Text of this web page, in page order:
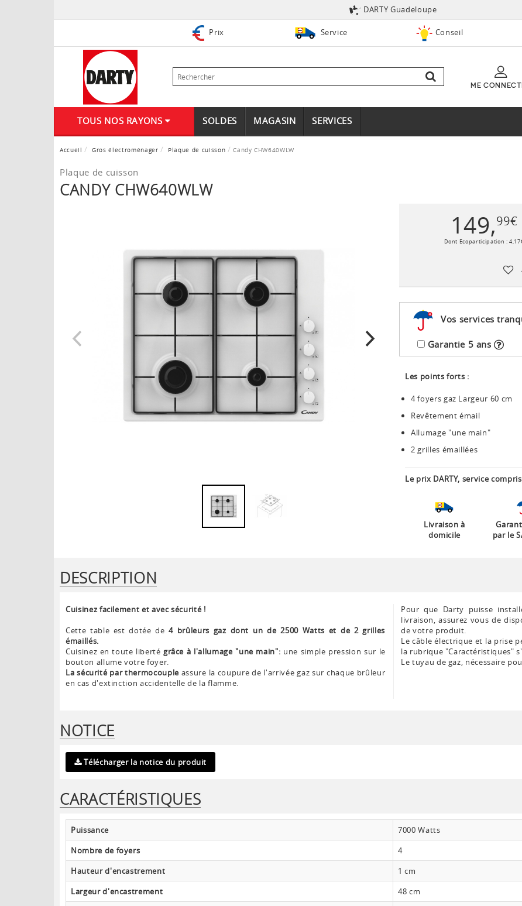
DARTY Guadeloupe
Prix Service Conseil
ME
TOUS NOS RAYONS SOLDES MAGASIN SERVICES
Accueil Gros électroménager Plaque de cuisson Candy CHW640WLW
Plaque de cuisson
CANDY CHW640WLW
149,99€
Dont Ecoparticipation :4,17
Vos services
Garantie 5 ans
Les points forts :
4 foyers gaz Largeur 60 cm
Revêtement émail
Allumage "une main"
2 grilles émaillées
Le prix DARTY, service
Livraison à
domicile
par le
DESCRIPTION
Cuisinez facilement et avec sécurité !
Cette table est dotée de4 brûleurs gaz dont un de 2500 Watts et de 2 grilles
émaillés.
Cuisinez en toute liberté grâce à l'allumage "une main": une simple pression sur le
bouton allume votre foyer.
La sécurité par thermocouple assure la coupure de l'arrivée gaz sur chaque brûleur
en cas d'extinction accidentelle de la flamme.
Pour que Darty puisse
livraison, assurez vous de
de votre produit.
Le câble électrique et la prise
la rubrique "Caractéristiques"
Le tuyau de gaz, nécessaire
NOTICE
Télécharger la notice du produit
CARACTÉRISTIQUES
Puissance
7000 Watts
Nombre de foyers
4
Hauteur d'encastrement
1 cm
Largeur d'encastrement
48 cm